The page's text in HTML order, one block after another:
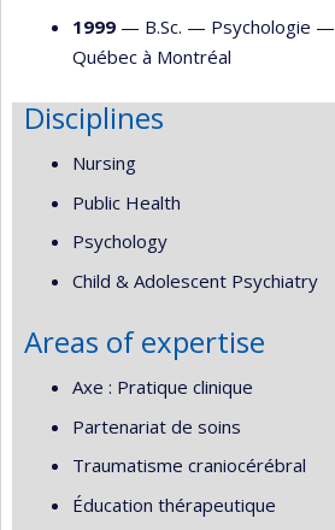
1999 — B.Sc. — Psychologie —
Québec à Montréal
Disciplines
Nursing
Public Health
Psychology
Child & Adolescent Psychiatry
Areas of expertise
Axe : Pratique clinique
Partenariat de soins
Traumatisme craniocérébral
Éducation thérapeutique